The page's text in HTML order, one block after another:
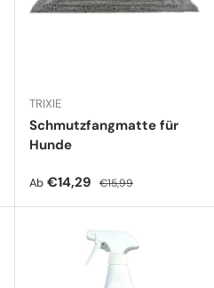
TRIXIE
Schmutzfangmatte für
Hunde
Verkaufspreis
Ab €14,29 Normaler Preis
€15,99